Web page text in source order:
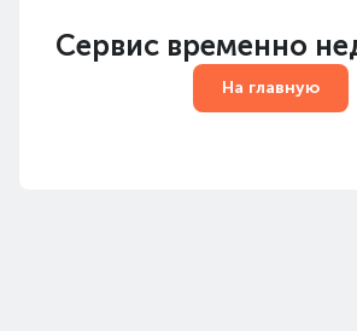
Сервис временно
На главную